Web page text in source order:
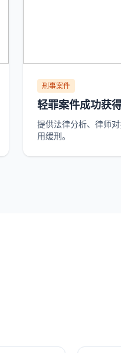
刑事案件
轻罪案件成功获
提供法律分析、律师
用缓刑。